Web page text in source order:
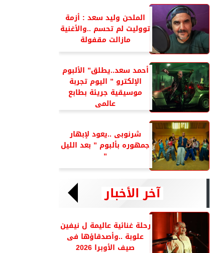
الملحن وليد سعد : أزمة
تووليت لم تحسم ..والأغنية
مازالت مقفولة
أحمد سعد..يطلق” الألبوم
الإلكترو ” اليوم تجربة
موسيقية جريئة بطابع
عالمى
شرنوبى ..يعود لإبهار
جمهوره بألبوم ” بعد الليل
”
آخر الأخبار
رحلة غنائية عاليمة ل نيفين
علوبة ..وأصدقاؤها فى
صيف الأوبرا 2026